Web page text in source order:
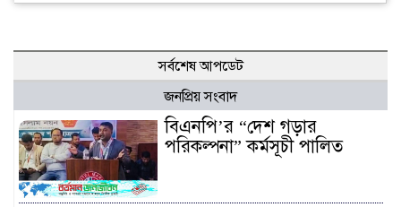
সর্বশেষ আপডেট
জনপ্রিয় সংবাদ
বিএনপি’র “দেশ গড়ার
পরিকল্পনা” কর্মসূচী পালিত